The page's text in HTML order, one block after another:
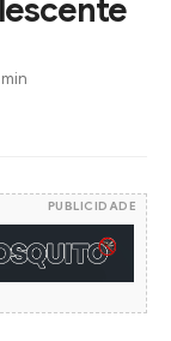
PUBLICIDADE